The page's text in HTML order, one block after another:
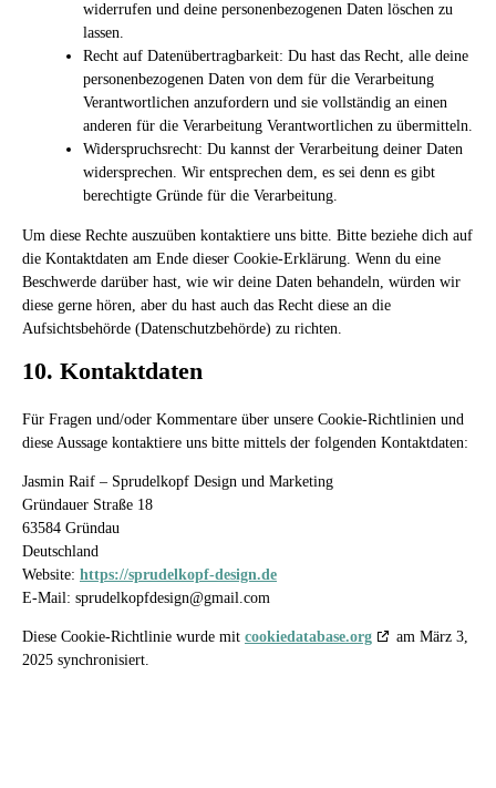
widerrufen und deine personenbezogenen Daten löschen zu
lassen.
Recht auf Datenübertragbarkeit: Du hast das Recht, alle deine
personenbezogenen Daten von dem für die Verarbeitung
Verantwortlichen anzufordern und sie vollständig an einen
anderen für die Verarbeitung Verantwortlichen zu übermitteln.
Widerspruchsrecht: Du kannst der Verarbeitung deiner Daten
widersprechen. Wir entsprechen dem, es sei denn es gibt
berechtigte Gründe für die Verarbeitung.
Um diese Rechte auszuüben kontaktiere uns bitte. Bitte beziehe dich auf
die Kontaktdaten am Ende dieser Cookie-Erklärung. Wenn du eine
Beschwerde darüber hast, wie wir deine Daten behandeln, würden wir
diese gerne hören, aber du hast auch das Recht diese an die
Aufsichtsbehörde (Datenschutzbehörde) zu richten.
10. Kontaktdaten
Für Fragen und/oder Kommentare über unsere Cookie-Richtlinien und
diese Aussage kontaktiere uns bitte mittels der folgenden Kontaktdaten:
Jasmin Raif – Sprudelkopf Design und Marketing
Gründauer Straße 18
63584 Gründau
Deutschland
Website: https://sprudelkopf-design.de
E-Mail: sprudelkopfdesign@gmail.com
Diese Cookie-Richtlinie wurde mit cookiedatabase.org
am März 3,
2025 synchronisiert.